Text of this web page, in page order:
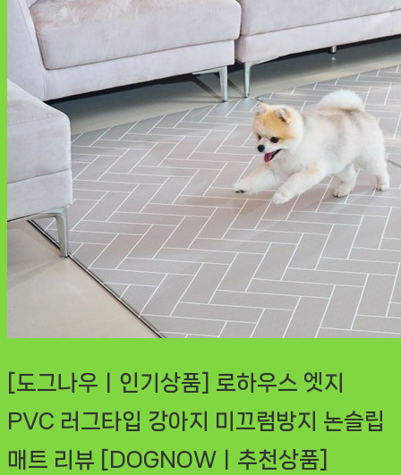
[도그나우ㅣ인기상품] 로하우스 엣지
PVC 러그타입 강아지 미끄럼방지 논슬립
매트 리뷰 [DOGNOWㅣ추천상품]